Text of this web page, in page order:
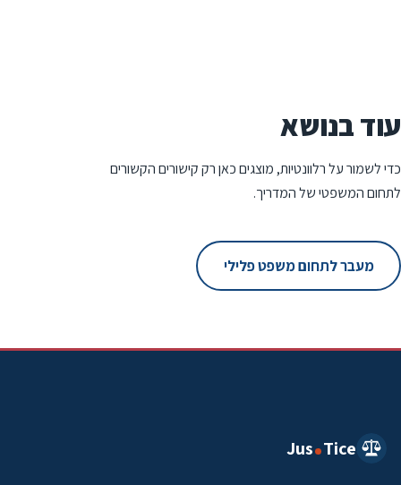
עוד בנושא
כדי לשמור על רלוונטיות, מוצגים כאן רק קישורים הקשורים
לתחום המשפטי של המדריך.
מעבר לתחום משפט פלילי
Jus Tice